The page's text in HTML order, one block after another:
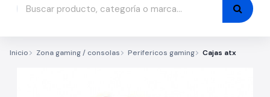
Inicio Zona gaming / consolas Perifericos gaming Cajas atx